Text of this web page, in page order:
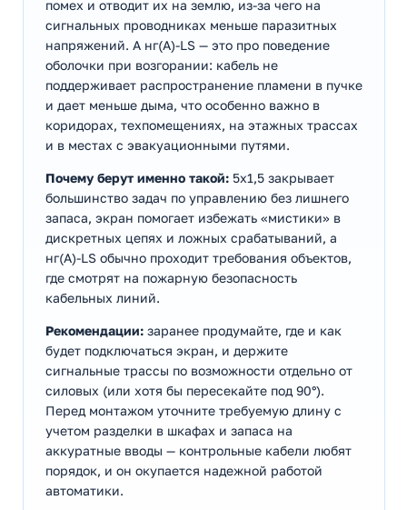
помех и отводит их на землю, из-за чего на
сигнальных проводниках меньше паразитных
напряжений. А нг(А)-LS — это про поведение
оболочки при возгорании: кабель не
поддерживает распространение пламени в пучке
и дает меньше дыма, что особенно важно в
коридорах, техпомещениях, на этажных трассах
и в местах с эвакуационными путями.
Почему берут именно такой: 5х1,5 закрывает
большинство задач по управлению без лишнего
запаса, экран помогает избежать «мистики» в
дискретных цепях и ложных срабатываний, а
нг(А)-LS обычно проходит требования объектов,
где смотрят на пожарную безопасность
кабельных линий.
Рекомендации: заранее продумайте, где и как
будет подключаться экран, и держите
сигнальные трассы по возможности отдельно от
силовых (или хотя бы пересекайте под 90°).
Перед монтажом уточните требуемую длину с
учетом разделки в шкафах и запаса на
аккуратные вводы — контрольные кабели любят
порядок, и он окупается надежной работой
автоматики.